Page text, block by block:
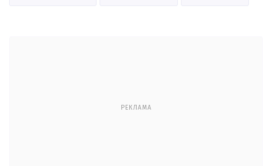
РЕКЛАМА